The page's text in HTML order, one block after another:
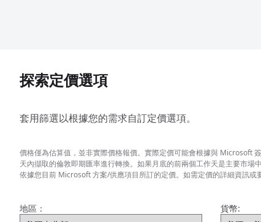
探索定價選項
套用篩選以根據您的需求自訂定價選項。
價格僅為估算值，並非實際價格報價。實際定價可能會根據與 Microsoft
天內擷取的倫敦即期匯率進行轉換。如果月底的前兩個工作天是主要市
依據您目前 Microsoft 方案/供應項目所訂的定價。如需定價的詳細資訊或
地區： 貨幣: